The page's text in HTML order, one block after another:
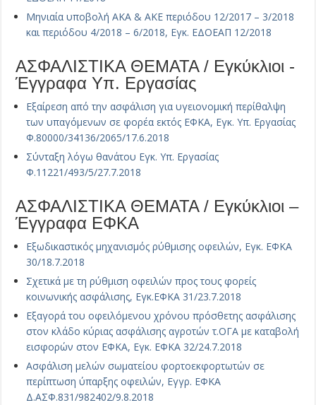
Μηνιαία υποβολή ΑΚΑ & ΑΚΕ περιόδου 12/2017 – 3/2018
και περιόδου 4/2018 – 6/2018, Εγκ. ΕΔΟΕΑΠ 12/2018
ΑΣΦΑΛΙΣΤΙΚΑ ΘΕΜΑΤΑ / Εγκύκλιοι -
Έγγραφα Υπ. Εργασίας
Εξαίρεση από την ασφάλιση για υγειονομική περίθαλψη
των υπαγόμενων σε φορέα εκτός ΕΦΚΑ, Εγκ. Υπ. Εργασίας
Φ.80000/34136/2065/17.6.2018
Σύνταξη λόγω θανάτου Εγκ. Υπ. Εργασίας
Φ.11221/493/5/27.7.2018
ΑΣΦΑΛΙΣΤΙΚΑ ΘΕΜΑΤΑ / Εγκύκλιοι –
Έγγραφα ΕΦΚΑ
Εξωδικαστικός μηχανισμός ρύθμισης οφειλών, Εγκ. ΕΦΚΑ
30/18.7.2018
Σχετικά με τη ρύθμιση οφειλών προς τους φορείς
κοινωνικής ασφάλισης, Εγκ.ΕΦΚΑ 31/23.7.2018
Εξαγορά του οφειλόμενου χρόνου πρόσθετης ασφάλισης
στον κλάδο κύριας ασφάλισης αγροτών τ.ΟΓΑ με καταβολή
εισφορών στον ΕΦΚΑ, Εγκ. ΕΦΚΑ 32/24.7.2018
Ασφάλιση μελών σωματείου φορτοεκφορτωτών σε
περίπτωση ύπαρξης οφειλών, Εγγρ. ΕΦΚΑ
Δ.ΑΣΦ.831/982402/9.8.2018